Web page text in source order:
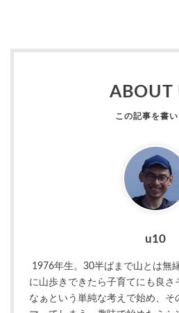
ABOUT
u10
1976年生。30半ばまで山とは無
に山歩きできたら子育てにも良さ
なぁという単純な考えで始め、そ